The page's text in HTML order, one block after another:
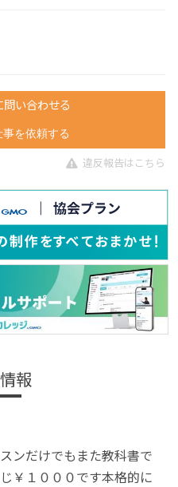
問い合わせる
を依頼する
違反報告はこちら
報
ンだけでもまた教科書で
￥１０００です本格的に